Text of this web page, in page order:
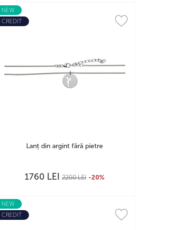
NEW
CREDIT
Lanț din argint fără pietre
1760 LEI 2200LEI -20%
NEW
CREDIT